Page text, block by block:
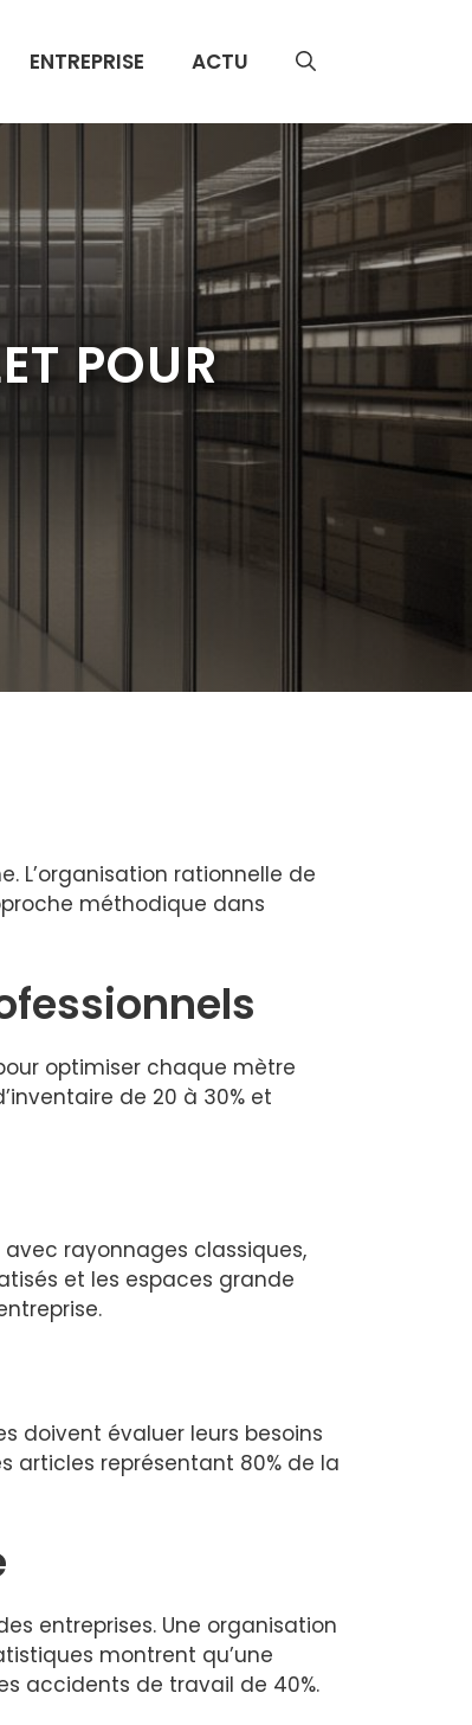
ENTREPRISE ACTU
POUR
L’organisation rationnelle de
méthodique dans
optimiser chaque mètre
de 20 à 30% et
rayonnages classiques,
et les espaces grande
doivent évaluer leurs besoins
articles représentant 80% de la
entreprises. Une organisation
montrent qu’une
accidents de travail de 40%.